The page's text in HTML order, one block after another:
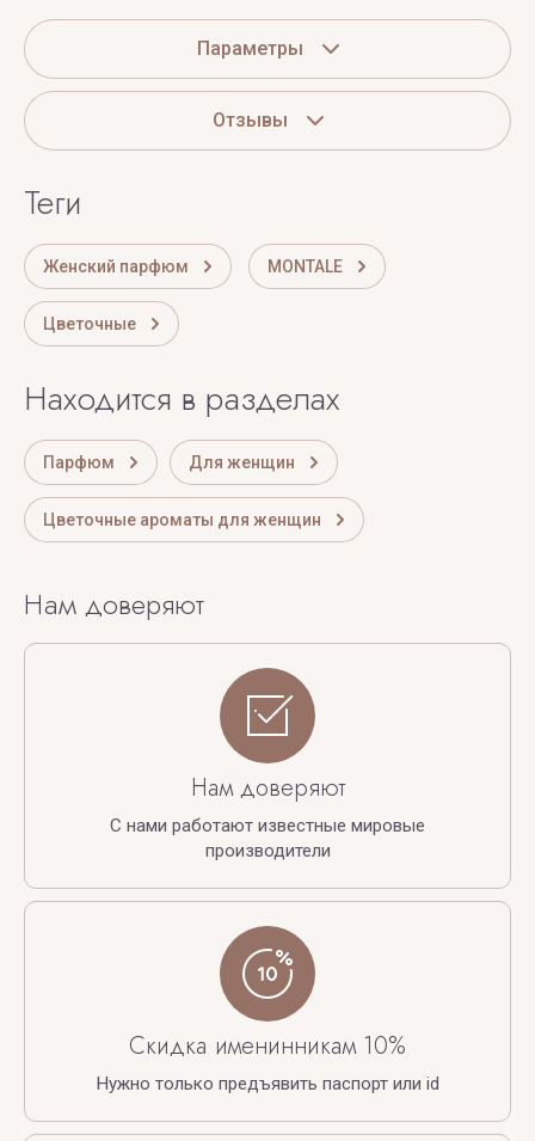
Параметры
Отзывы
теги
Женский парфюм MONTALE
Цветочные
Находится в разделах
Парфюм Для женщин
Цветочные ароматы для женщин
Нам доверяют
Нам доверяют
С нами работают известные мировые
производители
Скидка именинникам 10%
Нужно только предъявить паспорт или id